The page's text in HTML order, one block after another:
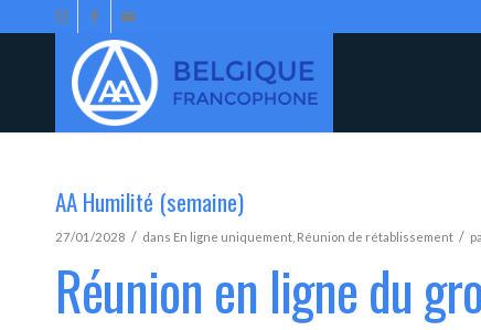
AA Humilité (semaine)
27/01/2028 / dans En ligne uniquement Réunion de rétablissement /
Réunion en ligne du